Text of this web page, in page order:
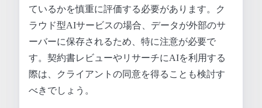
ているかを慎重に評価する必要があります。ク
ラウド型AIサービスの場合、データが外部のサ
ーバーに保存されるため、特に注意が必要で
す。契約書レビューやリサーチにAIを利用する
際は、クライアントの同意を得ることも検討す
べきでしょう。